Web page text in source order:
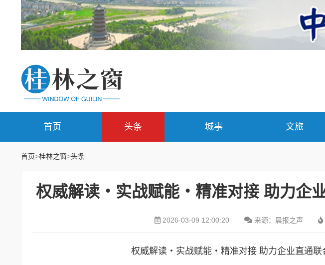
首页 头条 城事 文旅
首页>桂林之窗>头条
权威解读・实战赋能・精准对接 助力企
2026-03-09 12:00:20 来源：晨报之声
权威解读・实战赋能・精准对接 助力企业直通联